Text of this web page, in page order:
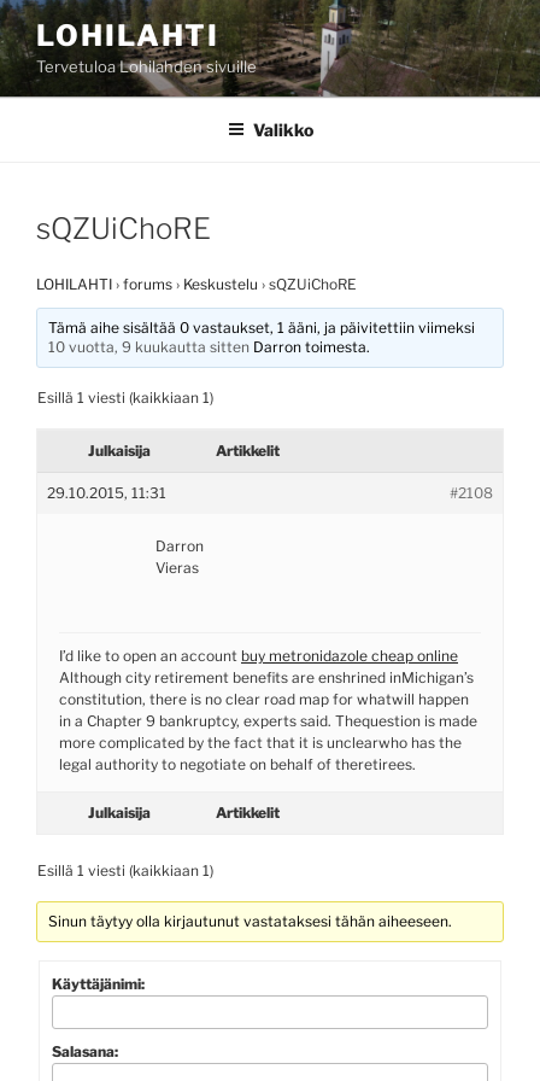
Siirry
sisältöönLOHILAHTI
Tervetuloa Lohilahden sivuille
Valikko
sQZUiChoRE
LOHILAHTI › forums › Keskustelu › sQZUiChoRE
Tämä aihe sisältää 0 vastaukset, 1 ääni, ja päivitettiin viimeksi
10 vuotta, 9 kuukautta sitten Darron toimesta.
Esillä 1 viesti (kaikkiaan 1)
Julkaisija Artikkelit
29.10.2015, 11:31 #2108
Darron
Vieras
I’d like to open an account buy metronidazole cheap online
Although city retirement benefits are enshrined inMichigan’s
constitution, there is no clear road map for whatwill happen
in a Chapter 9 bankruptcy, experts said. Thequestion is made
more complicated by the fact that it is unclearwho has the
legal authority to negotiate on behalf of theretirees.
Julkaisija Artikkelit
Esillä 1 viesti (kaikkiaan 1)
Sinun täytyy olla kirjautunut vastataksesi tähän aiheeseen.
Käyttäjänimi:
Salasana: